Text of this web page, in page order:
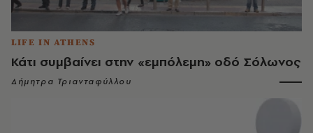
LIFE IN ATHENS
Κάτι συμβαίνει στην «εμπόλεμη» οδό Σόλωνος
Δήμητρα Τριανταφύλλου